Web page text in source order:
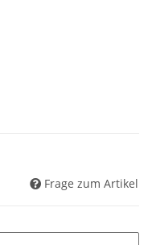
Frage zum Artikel